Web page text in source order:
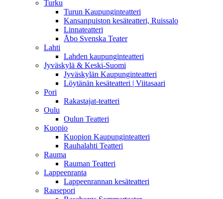
Turku
Turun Kaupunginteatteri
Kansanpuiston kesäteatteri, Ruissalo
Linnateatteri
Åbo Svenska Teater
Lahti
Lahden kaupunginteatteri
Jyväskylä & Keski-Suomi
Jyväskylän Kaupunginteatteri
Löytänän kesäteatteri | Viitasaari
Pori
Rakastajat-teatteri
Oulu
Oulun Teatteri
Kuopio
Kuopion Kaupunginteatteri
Rauhalahti Teatteri
Rauma
Rauman Teatteri
Lappeenranta
Lappeenrannan kesäteatteri
Raasepori